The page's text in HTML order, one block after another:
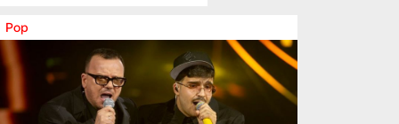
Pop